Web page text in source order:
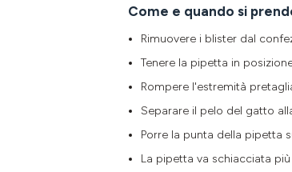
Come e quando si
Rimuovere i blister dal
Tenere la pipetta in
Rompere l'estremità
Separare il pelo del gatto
Porre la punta della pipetta
La pipetta va schiacciata